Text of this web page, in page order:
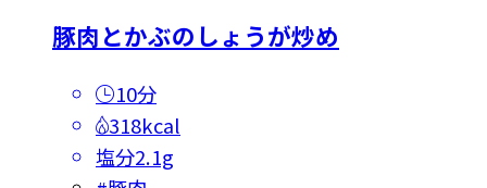
豚肉とかぶのしょうが炒め
10分
318kcal
塩分2.1g